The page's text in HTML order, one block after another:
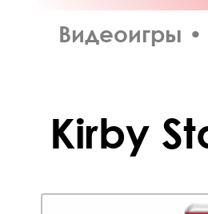
Видеоигры •
Kirby